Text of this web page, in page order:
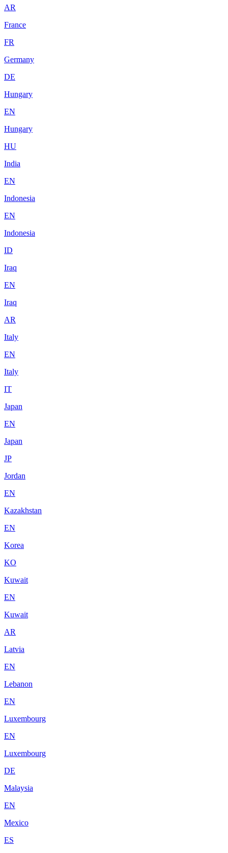
AR
France
FR
Germany
DE
Hungary
EN
Hungary
HU
India
EN
Indonesia
EN
Indonesia
ID
Iraq
EN
Iraq
AR
Italy
EN
Italy
IT
Japan
EN
Japan
JP
Jordan
EN
Kazakhstan
EN
Korea
KO
Kuwait
EN
Kuwait
AR
Latvia
EN
Lebanon
EN
Luxembourg
EN
Luxembourg
DE
Malaysia
EN
Mexico
ES